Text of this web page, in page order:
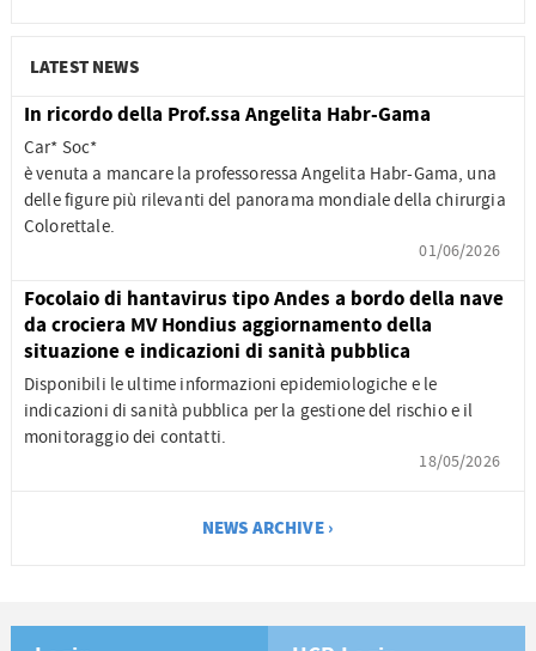
LATEST NEWS
In ricordo della Prof.ssa Angelita Habr-Gama
Car* Soc*
è venuta a mancare la professoressa Angelita Habr-Gama, una
delle figure più rilevanti del panorama mondiale della chirurgia
Colorettale.
01/06/2026
Focolaio di hantavirus tipo Andes a bordo della nave
da crociera MV Hondius aggiornamento della
situazione e indicazioni di sanità pubblica
Disponibili le ultime informazioni epidemiologiche e le
indicazioni di sanità pubblica per la gestione del rischio e il
monitoraggio dei contatti.
18/05/2026
NEWS ARCHIVE ›